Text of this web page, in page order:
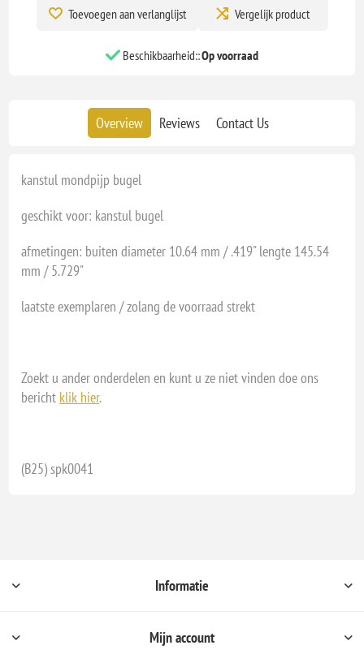
Toevoegen aan verlanglijst Vergelijk product
Beschikbaarheid::Op voorraad
Overview Reviews Contact Us
kanstul mondpijp bugel
geschikt voor: kanstul bugel
afmetingen: buiten diameter 10.64 mm / .419" lengte 145.54
mm / 5.729"
laatste exemplaren / zolang de voorraad strekt
Zoekt u ander onderdelen en kunt u ze niet vinden doe ons
bericht klik hier.
(B25) spk0041
Informatie
Mijn account